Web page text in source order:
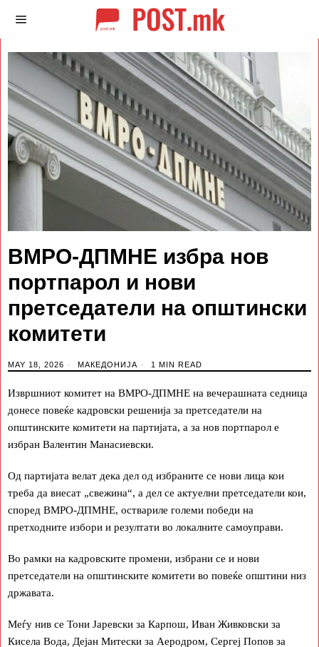
ВМРО-ДПМНЕ избра нов
портпарол и нови
претседатели на општински
комитети
MAY 18, 2026 МАКЕДОНИЈА 1 MIN READ
Извршниот комитет на ВМРО-ДПМНЕ на вечерашната седница
донесе повеќе кадровски решенија за претседатели на
општинските комитети на партијата, а за нов портпарол е
избран Валентин Манасиевски.
Од партијата велат дека дел од избраните се нови лица кои
треба да внесат „свежина“, а дел се актуелни претседатели кои,
според ВМРО-ДПМНЕ, оствариле големи победи на
претходните избори и резултати во локалните самоуправи.
Во рамки на кадровските промени, избрани се и нови
претседатели на општинските комитети во повеќе општини низ
државата.
Меѓу нив се Тони Јаревски за Карпош, Иван Живковски за
Кисела Вода, Дејан Митески за Аеродром, Сергеј Попов за